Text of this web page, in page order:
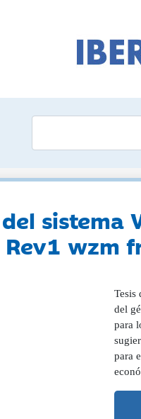
sistema
wzm
Tesis
del
para
para